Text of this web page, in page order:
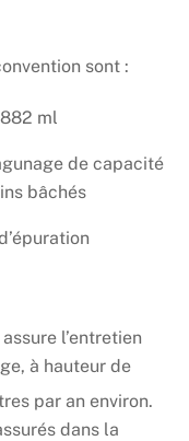
sont :
ml
de capacité
bâchés
l’entretien
à hauteur de
par an environ.
dans la